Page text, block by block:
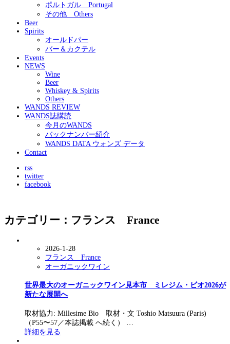
ポルトガル Portugal
その他 Others
Beer
Spirits
オールドパー
バー＆カクテル
Events
NEWS
Wine
Beer
Whiskey & Spirits
Others
WANDS REVIEW
WANDS誌購読
今月のWANDS
バックナンバー紹介
WANDS DATA ウォンズ データ
Contact
rss
twitter
facebook
カテゴリー：フランス France
2026-1-28
フランス France
オーガニックワイン
世界最大のオーガニックワイン見本市 ミレジム・ビオ2026が
新たな展開へ
取材協力: Millesime Bio 取材・文 Toshio Matsuura (Paris)
（P55〜57／本誌掲載 へ続く） …
詳細を見る